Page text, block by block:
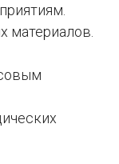
материалов.